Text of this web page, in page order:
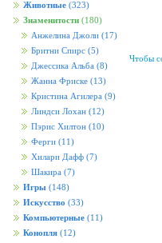
Животные (323)
Знаменитости (180)
Анжелина Джоли (17)
Бритни Спирс (5)
Джессика Альба (8)
Жанна Фриске (13)
Кристина Агилера (9)
Линдси Лохан (12)
Пэрис Хилтон (10)
Ферги (11)
Хилари Дафф (7)
Шакира (7)
Игры (148)
Искусство (33)
Компьютерные (11)
Конопля (12)
Чтобы